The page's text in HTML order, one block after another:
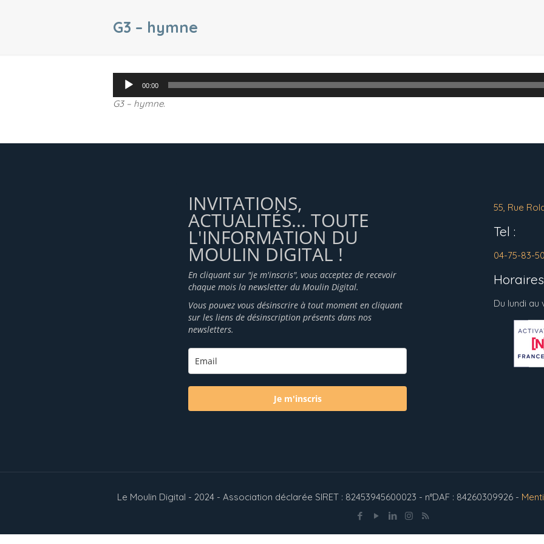
G3 – hymne
Lecteur
audio
00:00
G3 – hymne.
INVITATIONS,
ACTUALITÉS... TOUTE
L'INFORMATION DU
MOULIN DIGITAL !
En cliquant sur "je m'inscris", vous acceptez de recevoir
chaque mois la newsletter du Moulin Digital.
Vous pouvez vous désinscrire à tout moment en cliquant
sur les liens de désinscription présents dans nos
newsletters.
Je m'inscris
55, Rue
Tel :
04-75-83-
Du lundi au
Le Moulin Digital - 2024 - Association déclarée SIRET : 82453945600023 - n°DAF : 84260309926 -